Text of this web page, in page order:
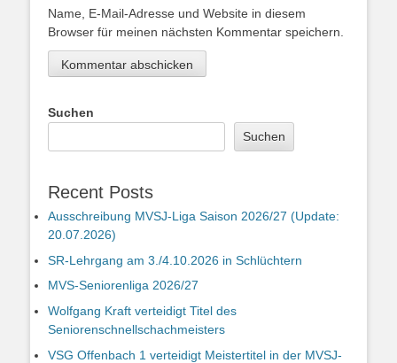
Name, E-Mail-Adresse und Website in diesem
Browser für meinen nächsten Kommentar speichern.
Suchen
Suchen
Recent Posts
Ausschreibung MVSJ-Liga Saison 2026/27 (Update:
20.07.2026)
SR-Lehrgang am 3./4.10.2026 in Schlüchtern
MVS-Seniorenliga 2026/27
Wolfgang Kraft verteidigt Titel des
Seniorenschnellschachmeisters
VSG Offenbach 1 verteidigt Meistertitel in der MVSJ-